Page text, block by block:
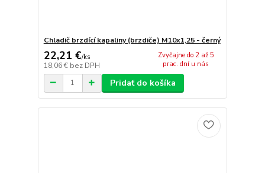
Chladič brzdící kapaliny (brzdiče) M10x1,25 - černý
22,21 €/ks
18,06 € bez DPH
Zvyčajne do 2 až 5
prac. dní u nás
Pridať do košíka